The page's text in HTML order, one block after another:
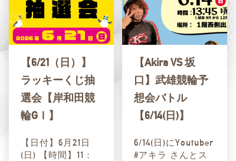
【6/21（日）】
ラッキーくじ抽
選会【岸和田競
輪GⅠ】
【日付】6月21日
(日) 【時間】11：
【Akira VS 坂
口】武雄競輪予
想会バトル
【6/14(日)】
6/14(日)にYoutuber
#アキラ さんとス